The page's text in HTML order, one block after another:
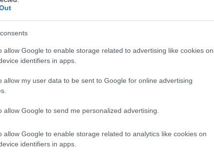
allow Google to enable storage related to advertising like cookies on
identifiers in apps.
allow my user data to be sent to Google for online advertising
allow Google to send me personalized advertising.
allow Google to enable storage related to analytics like cookies on
identifiers in apps.
να έβγαζε βόλτα την πάπια του, αλλά όταν
πραγματικά».
ο Μπεν προσφέρθηκε εθελοντικά να
Πέντε άλλοι συμμετείχαν στην αποστολή
κατεβάζοντάς τον με το κεφάλι προς το νερό.